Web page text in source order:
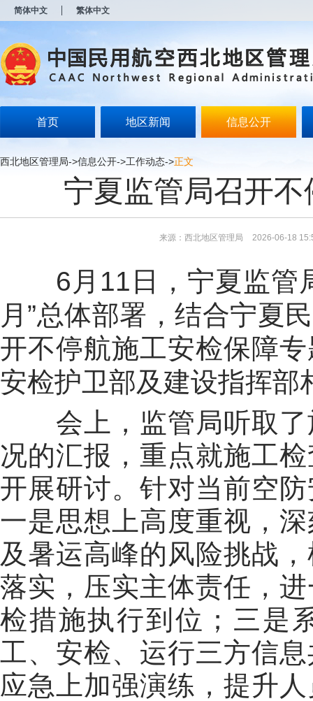
简体中文 繁体中文
首页 地区新闻 信息公开
西北地区管理局->信息公开->工作动态->正文
宁夏监管局召开
来源：西北地区管理局 2026-06-18
6 月 11 日，宁夏监管
月 ”总体部署，结合宁夏
开不停航施工安检保障
安检护卫部及建设指挥部
会上，监管局听取
况的汇报，重点就施工
开展研讨。针对当前空
一是思想上高度重视，
及暑运高峰的风险挑战
落实，压实主体责任，
检措施执行到位；三是
工、安检、运行三方信
应急上加强演练，提升
开
无
障
说
按
Alt
键